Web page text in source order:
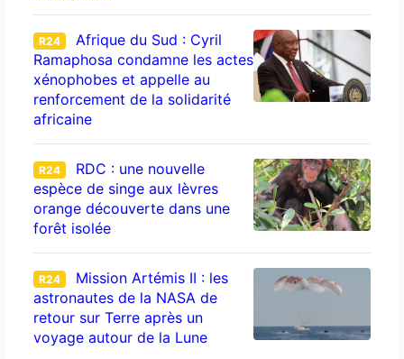
R24
Afrique du Sud : Cyril
Ramaphosa condamne les actes
xénophobes et appelle au
renforcement de la solidarité
africaine
R24
RDC : une nouvelle
espèce de singe aux lèvres
orange découverte dans une
forêt isolée
R24
Mission Artémis II : les
astronautes de la NASA de
retour sur Terre après un
voyage autour de la Lune